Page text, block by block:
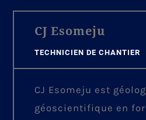
CJ Esomeju
TECHNICIEN DE CHANTIER
CJ Esomeju est
géoscientifique en